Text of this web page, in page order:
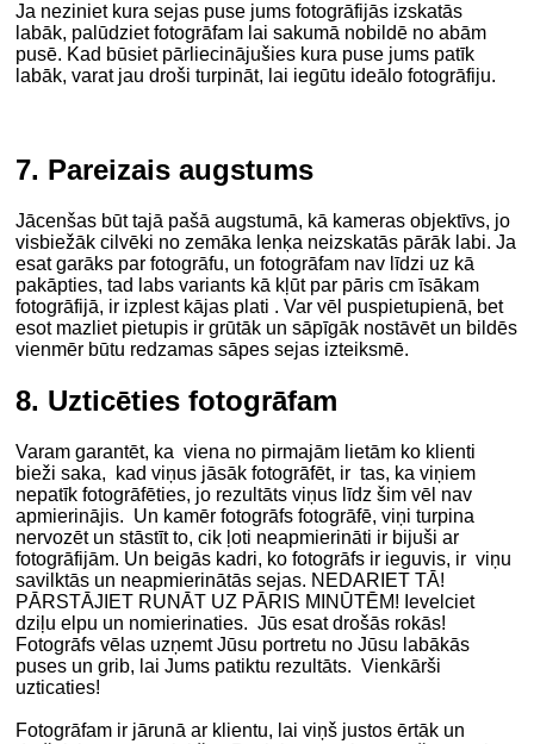
Ja neziniet kura sejas puse jums fotogrāfijās izskatās
labāk, palūdziet fotogrāfam lai sakumā nobildē no abām
pusē. Kad būsiet pārliecinājušies kura puse jums patīk
labāk, varat jau droši turpināt, lai iegūtu ideālo fotogrāfiju.
7. Pareizais augstums
Jācenšas būt tajā pašā augstumā, kā kameras objektīvs, jo
visbiežāk cilvēki no zemāka lenķa neizskatās pārāk labi. Ja
esat garāks par fotogrāfu, un fotogrāfam nav līdzi uz kā
pakāpties, tad labs variants kā kļūt par pāris cm īsākam
fotogrāfijā, ir izplest kājas plati . Var vēl puspietupienā, bet
esot mazliet pietupis ir grūtāk un sāpīgāk nostāvēt un bildēs
vienmēr būtu redzamas sāpes sejas izteiksmē.
8. Uzticēties fotogrāfam
Varam garantēt, ka viena no pirmajām lietām ko klienti
bieži saka, kad viņus jāsāk fotogrāfēt, ir tas, ka viņiem
nepatīk fotogrāfēties, jo rezultāts viņus līdz šim vēl nav
apmierinājis. Un kamēr fotogrāfs fotogrāfē, viņi turpina
nervozēt un stāstīt to, cik ļoti neapmierināti ir bijuši ar
fotogrāfijām. Un beigās kadri, ko fotogrāfs ir ieguvis, ir viņu
savilktās un neapmierinātās sejas. NEDARIET TĀ!
PĀRSTĀJIET RUNĀT UZ PĀRIS MINŪTĒM! Ievelciet
dziļu elpu un nomierinaties. Jūs esat drošās rokās!
Fotogrāfs vēlas uzņemt Jūsu portretu no Jūsu labākās
puses un grib, lai Jums patiktu rezultāts. Vienkārši
uzticaties!
Fotogrāfam ir jārunā ar klientu, lai viņš justos ērtāk un